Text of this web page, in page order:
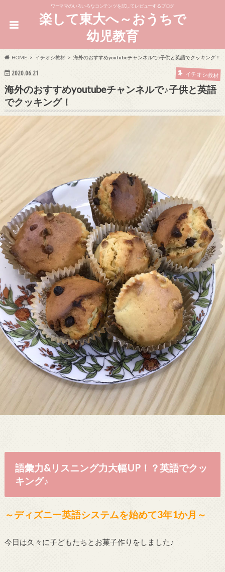
ワーママのいろいろなコンテンツを試してレビューするブログ
楽して東大へ～おうちで
幼児教育
HOME イチオシ教材 海外のおすすめyoutubeチャンネルで♪子供と英語でクッキング！
2020.06.21 イチオシ教材
海外のおすすめyoutubeチャンネルで♪子供と英語
でクッキング！
語彙力&リスニング力大幅UP！？英語でクッ
キング♪
～ディズニー英語システムを始めて3年1か月～
今日は久々に子どもたちとお菓子作りをしました♪